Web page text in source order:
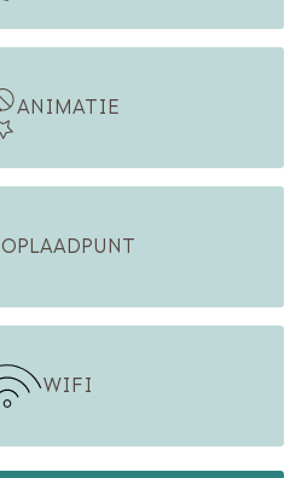
ANIMATIE
OPLAADPUNT
WIFI